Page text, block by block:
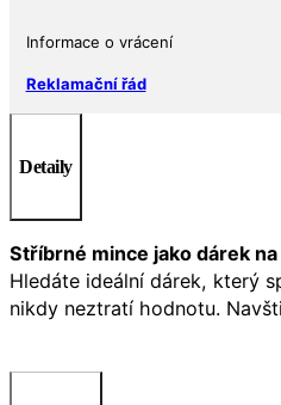
Informace o vrácení
Reklamační řád
Detaily
Stříbrné mince jako dárek
Hledáte ideální dárek, který
nikdy neztratí hodnotu.